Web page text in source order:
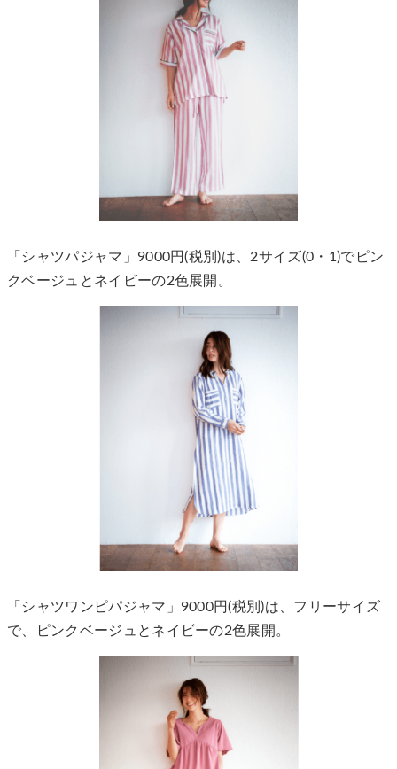
「シャツパジャマ」9000円(税別)は、2サイズ(0・1)でピン
クベージュとネイビーの2色展開。
「シャツワンピパジャマ」9000円(税別)は、フリーサイズ
で、ピンクベージュとネイビーの2色展開。